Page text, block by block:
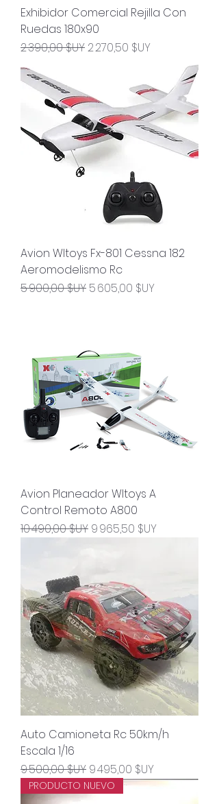
Exhibidor Comercial Rejilla Con
Ruedas 180x90
Prix original
2 390,00 $UYPrix promotionnel
2 270,50 $UY
Avion Wltoys Fx-801 Cessna 182
Aeromodelismo Rc
Prix original
5 900,00 $UY Prix promotionnel
5 605,00 $UY
Avion Planeador Wltoys A
Control Remoto A800
Prix original
10 490,00 $UY Prix promotionnel
9 965,50 $UY
Auto Camioneta Rc 50km/h
Escala 1/16
Prix original
9 500,00 $UY Prix promotionnel
9 495,00 $UY
PRODUCTO NUEVO